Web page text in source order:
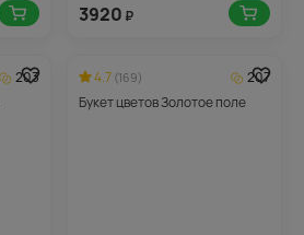
3920 ₽
203
4.7 (169)
207
Букет цветов Золотое поле